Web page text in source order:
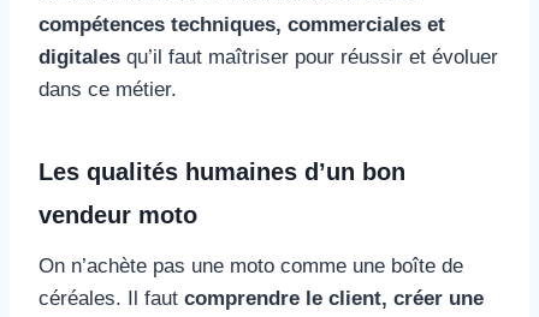
compétences techniques, commerciales et
digitales qu’il faut maîtriser pour réussir et évoluer
dans ce métier.
Les qualités humaines d’un bon
vendeur moto
On n’achète pas une moto comme une boîte de
céréales. Il faut comprendre le client, créer une